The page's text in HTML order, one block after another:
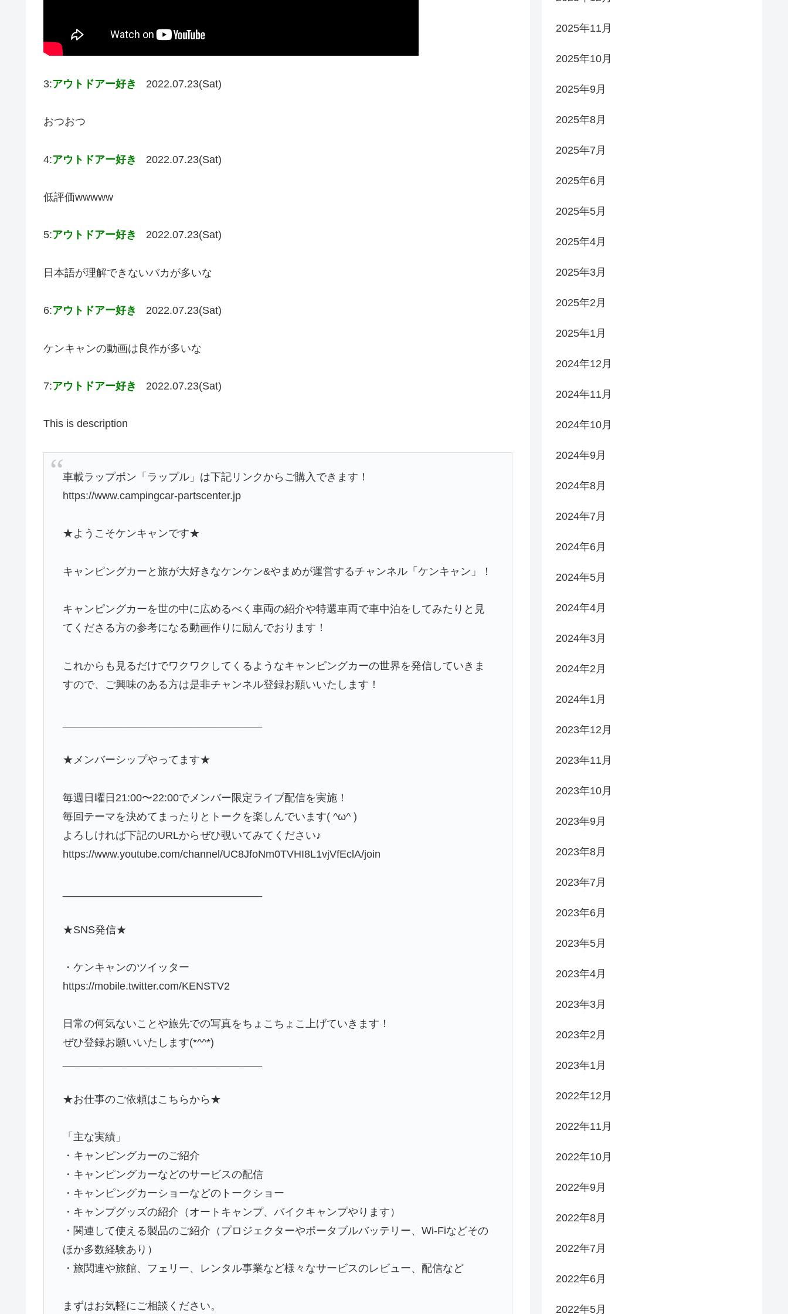
3:アウトドアー好き 2022.07.23(Sat)
おつおつ
4:アウトドアー好き 2022.07.23(Sat)
低評価wwwww
5:アウトドアー好き 2022.07.23(Sat)
日本語が理解できないバカが多いな
6:アウトドアー好き 2022.07.23(Sat)
ケンキャンの動画は良作が多いな
7:アウトドアー好き 2022.07.23(Sat)
This is description
車載ラップポン「ラップル」は下記リンクからご購入できます！
https://www.campingcar-partscenter.jp
★ようこそケンキャンです★
キャンピングカーと旅が大好きなケンケン&やまめが運営するチャンネル「ケンキャン」！
キャンピングカーを世の中に広めるべく車両の紹介や特選車両で車中泊をしてみたりと見
てくださる方の参考になる動画作りに励んでおります！
これからも見るだけでワクワクしてくるようなキャンピングカーの世界を発信していきま
すので、ご興味のある方は是非チャンネル登録お願いいたします！
★メンバーシップやってます★
毎週日曜日21:00〜22:00でメンバー限定ライブ配信を実施！
毎回テーマを決めてまったりとトークを楽しんでいます( ^ω^ )
よろしければ下記のURLからぜひ覗いてみてください♪
https://www.youtube.com/channel/UC8JfoNm0TVHI8L1vjVfEclA/join
★SNS発信★
・ケンキャンのツイッター
https://mobile.twitter.com/KENSTV2
日常の何気ないことや旅先での写真をちょこちょこ上げていきます！
ぜひ登録お願いいたします(*^^*)
★お仕事のご依頼はこちらから★
「主な実績」
・キャンピングカーのご紹介
・キャンピングカーなどのサービスの配信
・キャンピングカーショーなどのトークショー
・キャンプグッズの紹介（オートキャンプ、バイクキャンプやります）
・関連して使える製品のご紹介（プロジェクターやポータブルバッテリー、Wi-Fiなどその
ほか多数経験あり）
・旅関連や旅館、フェリー、レンタル事業など様々なサービスのレビュー、配信など
まずはお気軽にご相談ください。
2025年11月
2025年10月
2025年9月
2025年8月
2025年7月
2025年6月
2025年5月
2025年4月
2025年3月
2025年2月
2025年1月
2024年12月
2024年11月
2024年10月
2024年9月
2024年8月
2024年7月
2024年6月
2024年5月
2024年4月
2024年3月
2024年2月
2024年1月
2023年12月
2023年11月
2023年10月
2023年9月
2023年8月
2023年7月
2023年6月
2023年5月
2023年4月
2023年3月
2023年2月
2023年1月
2022年12月
2022年11月
2022年10月
2022年9月
2022年8月
2022年7月
2022年6月
2022年5月